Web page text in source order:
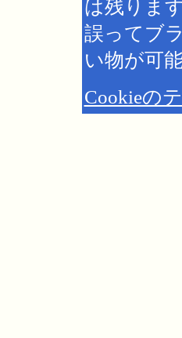
は残ります
誤ってブ
い物が可
Cookieの